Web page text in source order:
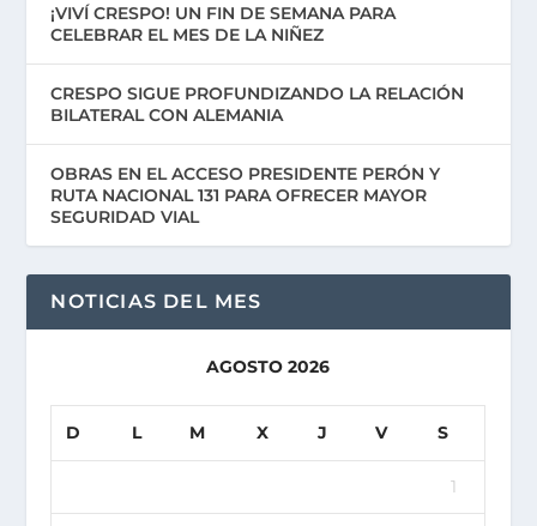
¡VIVÍ CRESPO! UN FIN DE SEMANA PARA
CELEBRAR EL MES DE LA NIÑEZ
CRESPO SIGUE PROFUNDIZANDO LA RELACIÓN
BILATERAL CON ALEMANIA
OBRAS EN EL ACCESO PRESIDENTE PERÓN Y
RUTA NACIONAL 131 PARA OFRECER MAYOR
SEGURIDAD VIAL
NOTICIAS DEL MES
AGOSTO 2026
D L M X J V S
1